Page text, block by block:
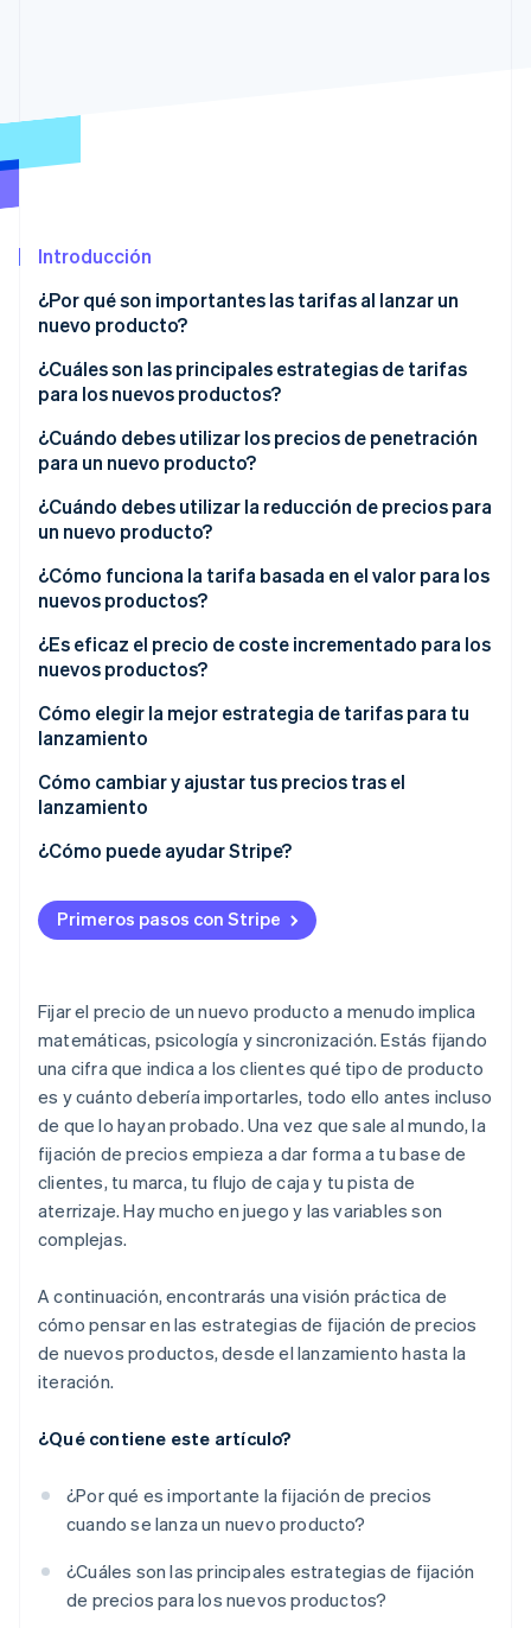
Introducción
¿Por qué son importantes las tarifas al lanzar un
nuevo producto?
¿Cuáles son las principales estrategias de tarifas
para los nuevos productos?
¿Cuándo debes utilizar los precios de penetración
para un nuevo producto?
Ventajas de los precios de penetración
Riesgos de los precios de penetración
¿Cuándo debes utilizar la reducción de precios para
un nuevo producto?
Beneficios del skimming de precios
Riesgos del skimming de precios
¿Cómo funciona la tarifa basada en el valor para los
nuevos productos?
Ventajas de la tarifa basada en el valor
Riesgos de las tarifas basadas en el valor
¿Es eficaz el precio de coste incrementado para los
nuevos productos?
Ventajas de los precios de coste incrementado
Cómo elegir la mejor estrategia de tarifas para tu
lanzamiento
Comenzá con tu objetivo de lanzamiento
Conoce el perfil de tus clientes
Factor en tu estructura de costos
Considera tu capacidad de ajuste más adelante
Cómo cambiar y ajustar tus precios tras el
lanzamiento
Usa datos anticipados
Prueba los precios antes de confirmarlos
Comunica claramente cualquier cambio
Considera la posibilidad de establecer niveles,
modelos basados en el consumo o cambios en el
empaquetado.
Sigue vigilando y ajustando
¿Cómo puede ayudar Stripe?
Primeros pasos con Stripe
Fijar el precio de un nuevo producto a menudo implica
matemáticas, psicología y sincronización. Estás fijando
una cifra que indica a los clientes qué tipo de producto
es y cuánto debería importarles, todo ello antes incluso
de que lo hayan probado. Una vez que sale al mundo, la
fijación de precios empieza a dar forma a tu base de
clientes, tu marca, tu flujo de caja y tu pista de
aterrizaje. Hay mucho en juego y las variables son
complejas.
A continuación, encontrarás una visión práctica de
cómo pensar en las estrategias de fijación de precios
de nuevos productos, desde el lanzamiento hasta la
iteración.
¿Qué contiene este artículo?
¿Por qué es importante la fijación de precios
cuando se lanza un nuevo producto?
¿Cuáles son las principales estrategias de fijación
de precios para los nuevos productos?